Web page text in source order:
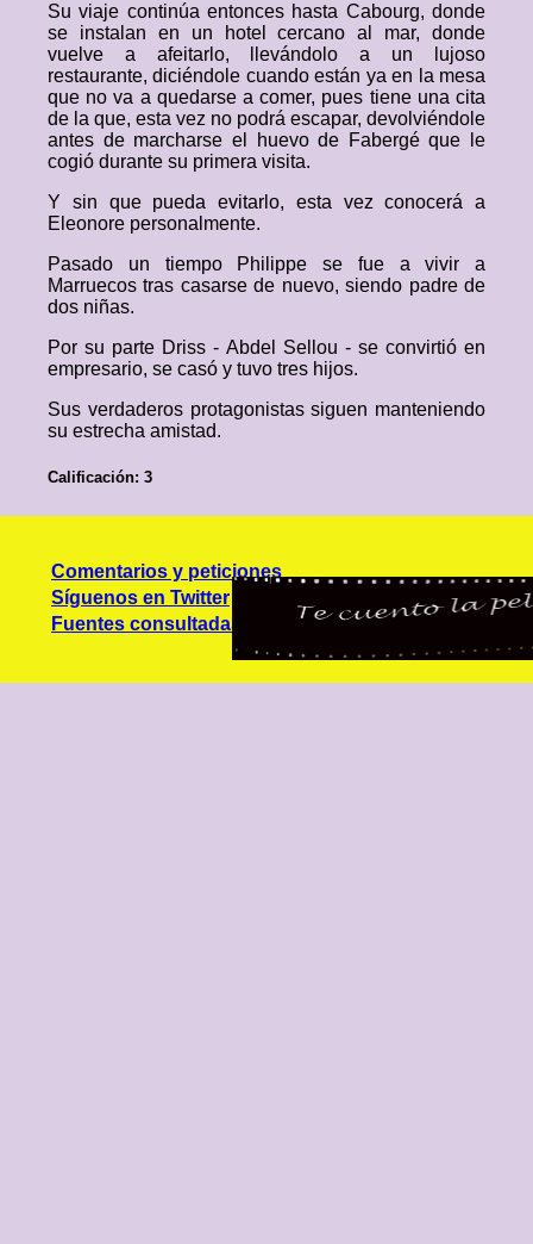
Su viaje continúa entonces hasta Cabourg, donde
se instalan en un hotel cercano al mar, donde
vuelve a afeitarlo, llevándolo a un lujoso
restaurante, diciéndole cuando están ya en la mesa
que no va a quedarse a comer, pues tiene una cita
de la que, esta vez no podrá escapar, devolviéndole
antes de marcharse el huevo de Fabergé que le
cogió durante su primera visita.
Y sin que pueda evitarlo, esta vez conocerá a
Eleonore personalmente.
Pasado un tiempo Philippe se fue a vivir a
Marruecos tras casarse de nuevo, siendo padre de
dos niñas.
Por su parte Driss - Abdel Sellou - se convirtió en
empresario, se casó y tuvo tres hijos.
Sus verdaderos protagonistas siguen manteniendo
su estrecha amistad.
Calificación: 3
Comentarios y peticiones
Síguenos en Twitter
Fuentes consultadas